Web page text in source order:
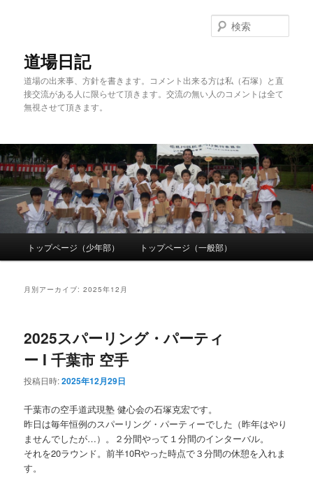
道場日記
道場の出来事、方針を書きます。コメント出来る方は私（石塚）と直
接交流がある人に限らせて頂きます。交流の無い人のコメントは全て
無視させて頂きます。
索
メ
コ
ン
ン
ツ
サ
ン
テ
ツ
へ
トップページ（少年部） トップページ（一般部）
月別アーカイブ:2025年12月
2025スパーリング・パーティ
ー Ι 千葉市 空手
投稿日時:2025年12月29日
千葉市の空手道武現塾 健心会の石塚克宏です。
昨日は毎年恒例のスパーリング・パーティーでした（昨年はやり
ませんでしたが…）。２分間やって１分間のインターバル。
それを20ラウンド。前半10Rやった時点で３分間の休憩を入れま
す。